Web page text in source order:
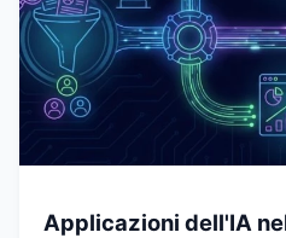
Applicazioni dell'IA